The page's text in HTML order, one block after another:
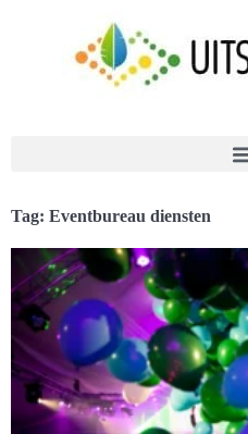
Tag: Eventbureau diensten